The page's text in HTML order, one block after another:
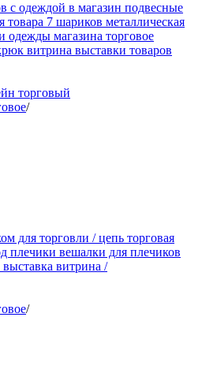
с одеждой в магазин подвесные
7 шариков металлическая
одежды магазина торговое
витрина выставки товаров
торговый
/
для торговли / цепь торговая
плечики вешалки для плечиков
витрина /
/